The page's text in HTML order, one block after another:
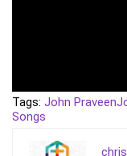
Tags: John Praveen
Songs